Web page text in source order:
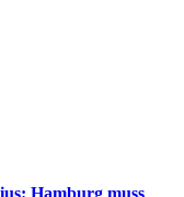
Hamburg muss